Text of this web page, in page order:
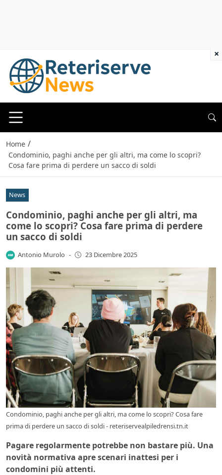
Home /
Condominio, paghi anche per gli altri, ma come lo scopri?
Cosa fare prima di perdere un sacco di soldi
News
Condominio, paghi anche per gli altri, ma
come lo scopri? Cosa fare prima di perdere
un sacco di soldi
Antonio Murolo - 23 Dicembre 2025
Condominio, paghi anche per gli altri, ma come lo scopri? Cosa fare
prima di perdere un sacco di soldi - reteriservealpiledrensi.tn.it
Pagare regolarmente potrebbe non bastare più. Una
novità normativa apre scenari inattesi per i
condomini più attenti.
×